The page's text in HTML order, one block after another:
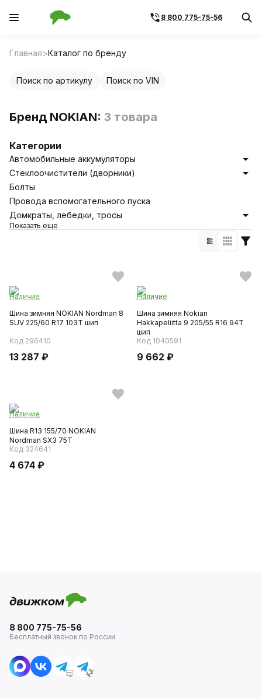
8 800 775-75-56
Главная Каталог по бренду
Поиск по артикулу Поиск по VIN
Бренд NOKIAN: 3 товара
Категории
Автомобильные аккумуляторы
Стеклоочистители (дворники)
Болты
Провода вспомогательного пуска
Домкраты, лебедки, тросы
Показать еще
Наличие
Шина зимняя NOKIAN Nordman 8
SUV 225/60 R17 103T шип
Код 296410
13 287 ₽
Наличие
Шина зимняя Nokian
Hakkapeliitta 9 205/55 R16 94T
шип
Код 1040591
9 662 ₽
Наличие
Шина R13 155/70 NOKIAN
Nordman SX3 75T
Код 324641
4 674 ₽
8 800 775-75-56
Бесплатный звонок по России